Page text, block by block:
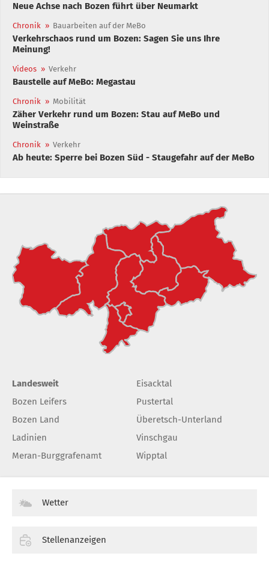
Neue Achse nach Bozen führt über Neumarkt
Chronik » Bauarbeiten auf der MeBo
Verkehrschaos rund um Bozen: Sagen Sie uns Ihre
Meinung!
Videos » Verkehr
Baustelle auf MeBo: Megastau
Chronik » Mobilität
Zäher Verkehr rund um Bozen: Stau auf MeBo und
Weinstraße
Chronik » Verkehr
Ab heute: Sperre bei Bozen Süd - Staugefahr auf der MeBo
Landesweit
Bozen Leifers
Bozen Land
Ladinien
Meran-Burggrafenamt
Eisacktal
Pustertal
Überetsch-Unterland
Vinschgau
Wipptal
Wetter
Stellenanzeigen